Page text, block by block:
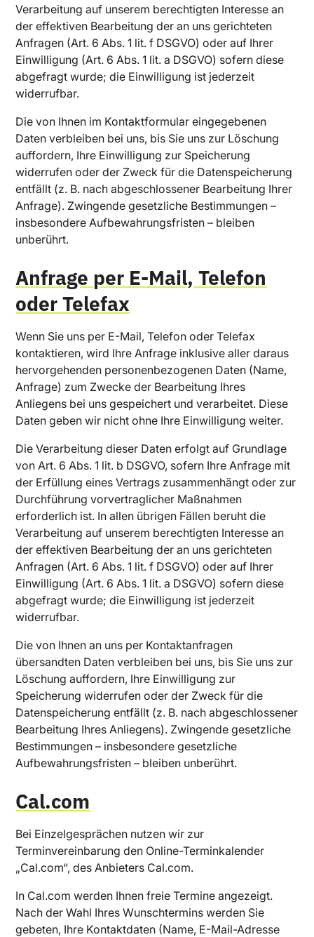
Verarbeitung auf unserem berechtigten Interesse an
der effektiven Bearbeitung der an uns gerichteten
Anfragen (Art. 6 Abs. 1 lit. f DSGVO) oder auf Ihrer
Einwilligung (Art. 6 Abs. 1 lit. a DSGVO) sofern diese
abgefragt wurde; die Einwilligung ist jederzeit
widerrufbar.
Die von Ihnen im Kontaktformular eingegebenen
Daten verbleiben bei uns, bis Sie uns zur Löschung
auffordern, Ihre Einwilligung zur Speicherung
widerrufen oder der Zweck für die Datenspeicherung
entfällt (z. B. nach abgeschlossener Bearbeitung Ihrer
Anfrage). Zwingende gesetzliche Bestimmungen –
insbesondere Aufbewahrungsfristen – bleiben
unberührt.
Anfrage per E-Mail, Telefon
oder Telefax
Wenn Sie uns per E-Mail, Telefon oder Telefax
kontaktieren, wird Ihre Anfrage inklusive aller daraus
hervorgehenden personenbezogenen Daten (Name,
Anfrage) zum Zwecke der Bearbeitung Ihres
Anliegens bei uns gespeichert und verarbeitet. Diese
Daten geben wir nicht ohne Ihre Einwilligung weiter.
Die Verarbeitung dieser Daten erfolgt auf Grundlage
von Art. 6 Abs. 1 lit. b DSGVO, sofern Ihre Anfrage mit
der Erfüllung eines Vertrags zusammenhängt oder zur
Durchführung vorvertraglicher Maßnahmen
erforderlich ist. In allen übrigen Fällen beruht die
Verarbeitung auf unserem berechtigten Interesse an
der effektiven Bearbeitung der an uns gerichteten
Anfragen (Art. 6 Abs. 1 lit. f DSGVO) oder auf Ihrer
Einwilligung (Art. 6 Abs. 1 lit. a DSGVO) sofern diese
abgefragt wurde; die Einwilligung ist jederzeit
widerrufbar.
Die von Ihnen an uns per Kontaktanfragen
übersandten Daten verbleiben bei uns, bis Sie uns zur
Löschung auffordern, Ihre Einwilligung zur
Speicherung widerrufen oder der Zweck für die
Datenspeicherung entfällt (z. B. nach abgeschlossener
Bearbeitung Ihres Anliegens). Zwingende gesetzliche
Bestimmungen – insbesondere gesetzliche
Aufbewahrungsfristen – bleiben unberührt.
Cal.com
Bei Einzelgesprächen nutzen wir zur
Terminvereinbarung den Online-Terminkalender
„Cal.com“, des Anbieters Cal.com.
In Cal.com werden Ihnen freie Termine angezeigt.
Nach der Wahl Ihres Wunschtermins werden Sie
gebeten, Ihre Kontaktdaten (Name, E-Mail-Adresse